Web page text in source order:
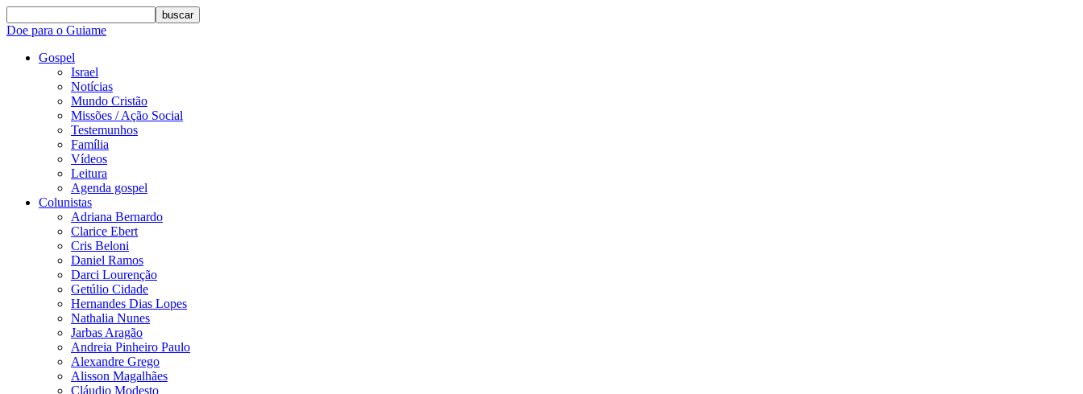
buscar
Doe para o Guiame
Gospel
Israel
Notícias
Mundo Cristão
Missões / Ação Social
Testemunhos
Família
Vídeos
Leitura
Agenda gospel
Colunistas
Adriana Bernardo
Clarice Ebert
Cris Beloni
Daniel Ramos
Darci Lourenção
Getúlio Cidade
Hernandes Dias Lopes
Nathalia Nunes
Jarbas Aragão
Andreia Pinheiro Paulo
Alexandre Grego
Alisson Magalhães
Cláudio Modesto